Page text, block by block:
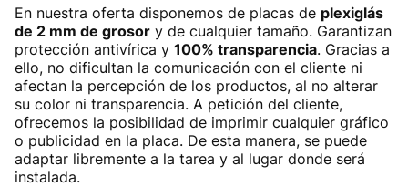
En nuestra oferta disponemos de placas de plexiglás
de 2 mm de grosor y de cualquier tamaño. Garantizan
protección antivírica y 100% transparencia. Gracias a
ello, no dificultan la comunicación con el cliente ni
afectan la percepción de los productos, al no alterar
su color ni transparencia. A petición del cliente,
ofrecemos la posibilidad de imprimir cualquier gráfico
o publicidad en la placa. De esta manera, se puede
adaptar libremente a la tarea y al lugar donde será
instalada.